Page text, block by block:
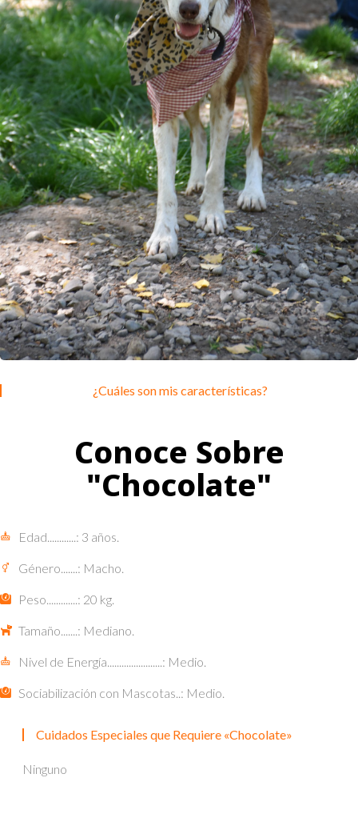
¿Cuáles son mis características?
Conoce Sobre
"Chocolate"
Edad............: 3 años.
Género.......: Macho.
Peso.............: 20 kg.
Tamaño.......: Mediano.
Nivel de Energía.......................: Medio.
Sociabilización con Mascotas..: Medio.
Cuidados Especiales que Requiere «Chocolate»
Ninguno